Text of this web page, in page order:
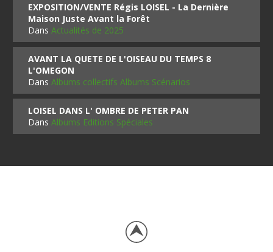
EXPOSITION/VENTE Régis LOISEL - La Dernière
Maison Juste Avant la Forêt
DansActualités de 2025
AVANT LA QUETE DE L'OISEAU DU TEMPS 8
L'OMEGON
DansAlbums collectifs Albums Scénarios
LOISEL DANS L' OMBRE DE PETER PAN
DansAlbums Editions Spéciales